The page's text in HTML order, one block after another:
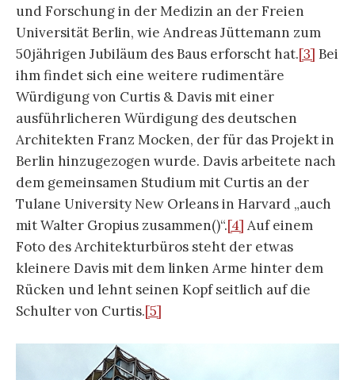
und Forschung in der Medizin an der Freien
Universität Berlin, wie Andreas Jüttemann zum
50jährigen Jubiläum des Baus erforscht hat.[3] Bei
ihm findet sich eine weitere rudimentäre
Würdigung von Curtis & Davis mit einer
ausführlicheren Würdigung des deutschen
Architekten Franz Mocken, der für das Projekt in
Berlin hinzugezogen wurde. Davis arbeitete nach
dem gemeinsamen Studium mit Curtis an der
Tulane University New Orleans in Harvard „auch
mit Walter Gropius zusammen()“.[4] Auf einem
Foto des Architekturbüros steht der etwas
kleinere Davis mit dem linken Arme hinter dem
Rücken und lehnt seinen Kopf seitlich auf die
Schulter von Curtis.[5]